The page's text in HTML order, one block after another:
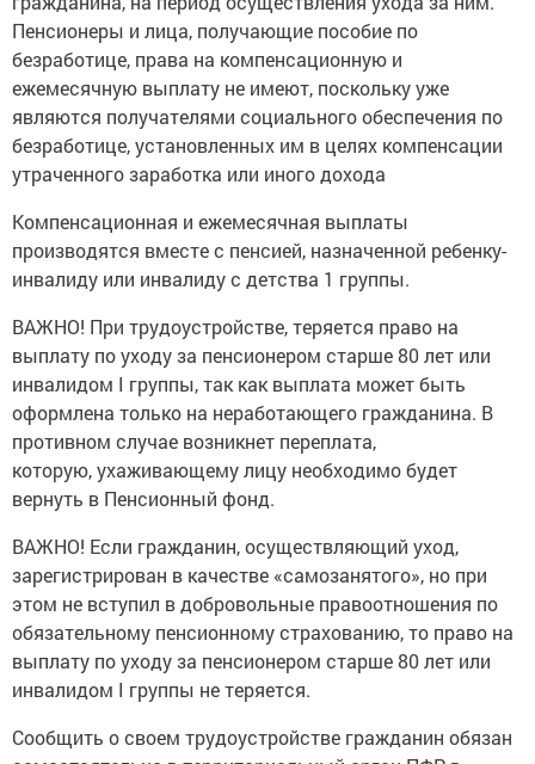
Пенсионеры и лица, получающие пособие по
безработице, права на компенсационную и
ежемесячную выплату не имеют, поскольку уже
являются получателями социального обеспечения по
безработице, установленных им в целях компенсации
утраченного заработка или иного дохода
производятся вместе с пенсией, назначенной ребенку-
инвалиду или инвалиду с детства 1 группы.
выплату по уходу за пенсионером старше 80 лет или
инвалидом I группы, так как выплата может быть
оформлена только на неработающего гражданина. В
противном случае возникнет переплата,
которую, ухаживающему лицу необходимо будет
вернуть в Пенсионный фонд.
зарегистрирован в качестве «самозанятого», но при
этом не вступил в добровольные правоотношения по
обязательному пенсионному страхованию, то право на
выплату по уходу за пенсионером старше 80 лет или
инвалидом I группы не теряется.
самостоятельно в территориальный орган ПФР в